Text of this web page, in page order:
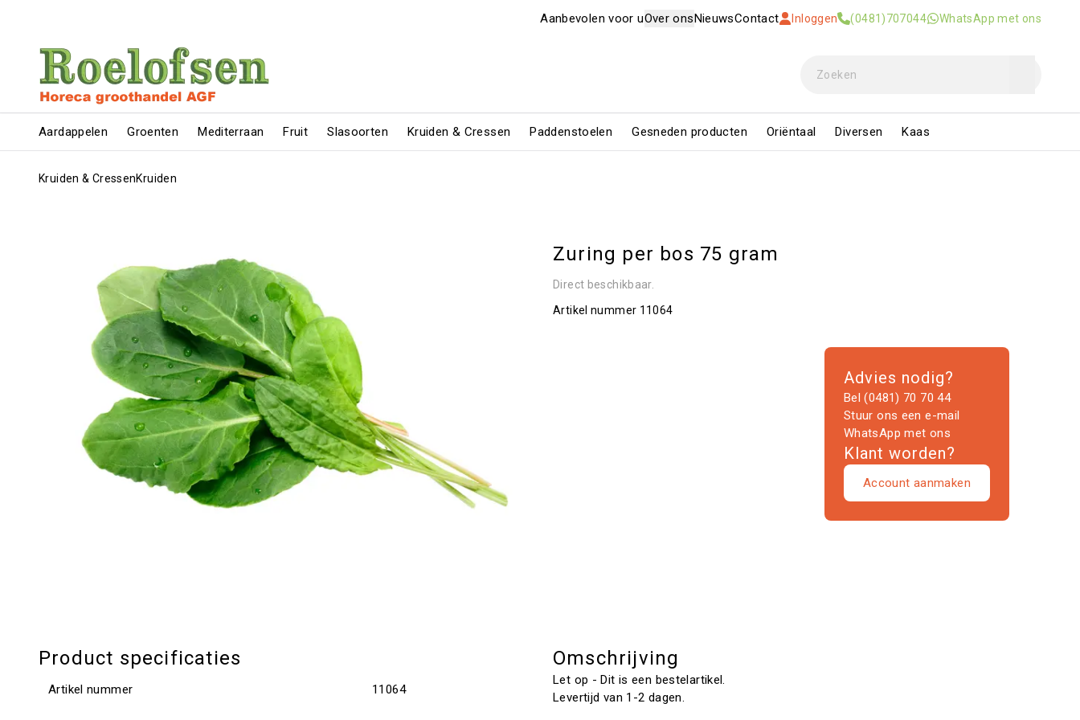
Aanbevolen voor uOver onsNieuwsContact Inloggen (0481)707044 WhatsApp met ons
Aardappelen Groenten Mediterraan Fruit Slasoorten Kruiden & Cressen Paddenstoelen Gesneden producten Oriëntaal Diversen Kaas
Kruiden & CressenKruiden
Zuring per bos 75 gram
Direct beschikbaar.
Artikel nummer 11064
Advies nodig?
Bel (0481) 70 70 44
Stuur ons een e-mail
WhatsApp met ons
Klant worden?
Account aanmaken
Product specificaties
Artikel nummer 11064
Omschrijving
Let op - Dit is een bestelartikel.
Levertijd van 1-2 dagen.